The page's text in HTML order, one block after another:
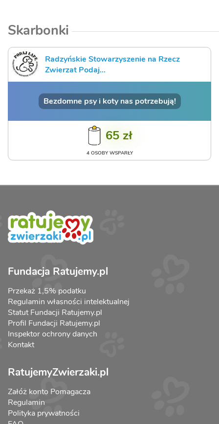
Skarbonki
Radzyńskie Stowarzyszenie na Rzecz
Zwierzat Podaj...
Bezdomne psy i koty nas potrzebują!
65 zł
4 OSOBY WSPARŁY
Fundacja Ratujemy.pl
Przekaż 1,5% podatku
Regulamin własności intelektualnej
Statut Fundacji Ratujemy.pl
Profil Fundacji Ratujemy.pl
Inspektor ochrony danych
Kontakt
RatujemyZwierzaki.pl
Załóż konto Pomagacza
Regulamin
Polityka prywatności